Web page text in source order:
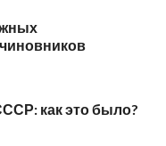
как это было?